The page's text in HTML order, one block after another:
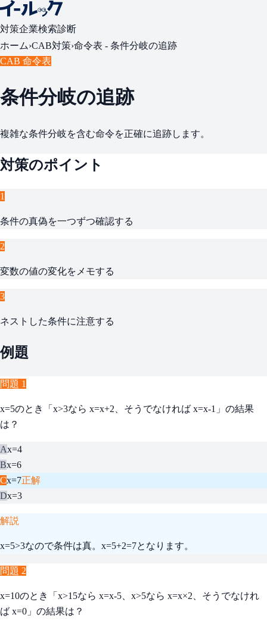
対策企業検索診断
ホーム›CAB対策›命令表 - 条件分岐の追跡
CAB 命令表
条件分岐の追跡
複雑な条件分岐を含む命令を正確に追跡します。
対策のポイント
1
条件の真偽を一つずつ確認する
2
変数の値の変化をメモする
3
ネストした条件に注意する
例題
問題 1
x=5のとき「x>3なら x=x+2、そうでなければ x=x-1」の結果
は？
Ax=4
Bx=6
Cx=7正解
Dx=3
解説
x=5>3なので条件は真。x=5+2=7となります。
問題 2
x=10のとき「x>15なら x=x-5、x>5なら x=x×2、そうでなけれ
ば x=0」の結果は？